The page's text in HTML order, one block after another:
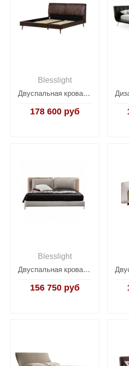
Blesslight
Двуспальная кровать RBD023
178 600 руб
Blesslight
Двуспальная кровать Tatlin Soft
156 750 руб